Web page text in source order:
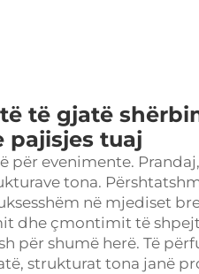
të gjatë
pajisjes tuaj
për evenimente.
tona.
në mjediset
dhe çmontimit të
për shumë herë. Të
strukturat tona janë